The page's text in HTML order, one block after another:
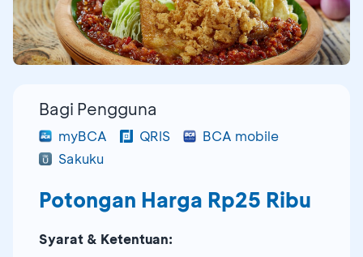
Bagi Pengguna
myBCA QRIS
BCA mobile
Sakuku
Potongan Harga Rp25 Ribu
Syarat & Ketentuan: